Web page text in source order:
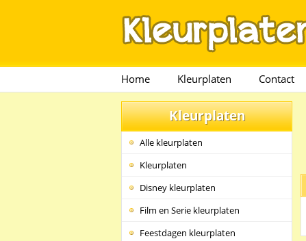
Home Kleurplaten Contact
Kleurplaten
Alle kleurplaten
Kleurplaten
Disney kleurplaten
Film en Serie kleurplaten
Feestdagen kleurplaten